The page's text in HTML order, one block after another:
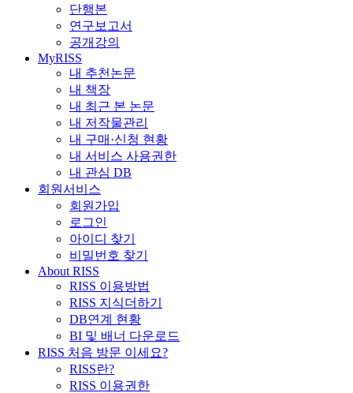
단행본
연구보고서
공개강의
MyRISS
내 추천논문
내 책장
내 최근 본 논문
내 저작물관리
내 구매·신청 현황
내 서비스 사용권한
내 관심 DB
회원서비스
회원가입
로그인
아이디 찾기
비밀번호 찾기
About RISS
RISS 이용방법
RISS 지식더하기
DB연계 현황
BI 및 배너 다운로드
RISS 처음 방문 이세요?
RISS란?
RISS 이용권한